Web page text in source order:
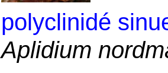
polyclinidé
Aplidium